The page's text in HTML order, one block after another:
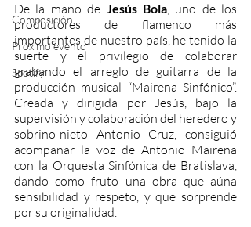
Composición
Próximo evento
Spotify
De la mano de Jesús Bola, uno de los
productores de flamenco más
importantes de nuestro país, he tenido la
suerte y el privilegio de colaborar
grabando el arreglo de guitarra de la
producción musical “Mairena Sinfónico”.
Creada y dirigida por Jesús, bajo la
supervisión y colaboración del heredero y
sobrino-nieto Antonio Cruz, consiguió
acompañar la voz de Antonio Mairena
con la Orquesta Sinfónica de Bratislava,
dando como fruto una obra que aúna
sensibilidad y respeto, y que sorprende
por su originalidad.